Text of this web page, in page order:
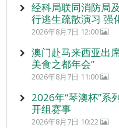
经科局联同消防局
行逃生疏散演习 强
2026年8月7日 12:00
澳门赴马来西亚出
美食之都年会”
2026年8月7日 11:00
2026年“琴澳杯”系
开组赛事
2026年8月7日 10:22